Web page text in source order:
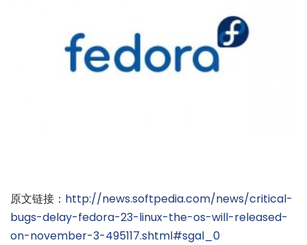
原文链接： http://news.softpedia.com/news/critical-
bugs-delay-fedora-23-linux-the-os-will-released-
on-november-3-495117.shtml#sgal_0